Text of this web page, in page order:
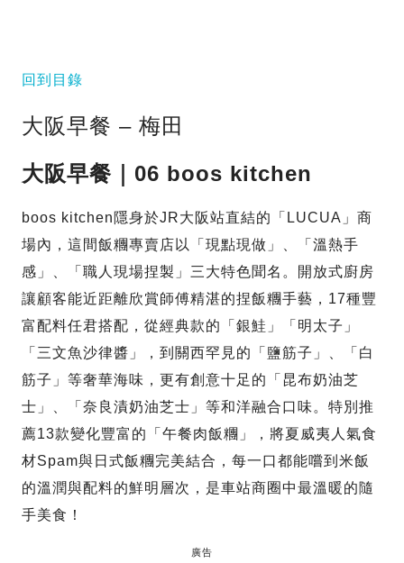
回到目錄
大阪早餐 – 梅田
大阪早餐｜06 boos kitchen
boos kitchen隱身於JR大阪站直結的「LUCUA」商
場內，這間飯糰專賣店以「現點現做」、「溫熱手
感」、「職人現場捏製」三大特色聞名。開放式廚房
讓顧客能近距離欣賞師傅精湛的捏飯糰手藝，17種豐
富配料任君搭配，從經典款的「銀鮭」「明太子」
「三文魚沙律醬」，到關西罕見的「鹽筋子」、「白
筋子」等奢華海味，更有創意十足的「昆布奶油芝
士」、「奈良漬奶油芝士」等和洋融合口味。特別推
薦13款變化豐富的「午餐肉飯糰」，將夏威夷人氣食
材Spam與日式飯糰完美結合，每一口都能嚐到米飯
的溫潤與配料的鮮明層次，是車站商圈中最溫暖的隨
手美食！
廣告